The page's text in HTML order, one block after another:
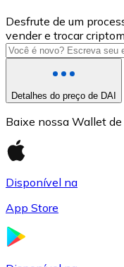
USD Coin
USDC
Desfrute de um
vender e trocar
Detalhes do preço de DAI
Baixe nossa Wallet
Disponível na
App Store